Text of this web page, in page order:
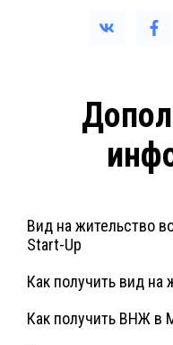
Вид на жительство
Start-Up
Как получить вид на
Как получить ВНЖ в